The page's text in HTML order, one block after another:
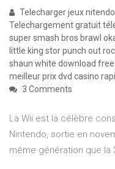
Telecharger jeux
Telechargement gratuit
super smash bros brawl
little king stor punch out
shaun white download
meilleur prix dvd casino
3 Comments
La Wii est la célèbre
Nintendo, sortie en
même génération que la